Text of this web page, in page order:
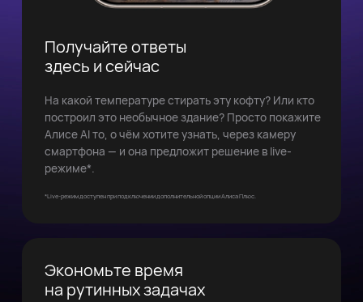
Получайте ответы
здесь и сейчас
На какой температуре стирать эту кофту? Или кто
построил это необычное здание? Просто покажите
Алисе AI то, о чём хотите узнать, через камеру
смартфона — и она предложит решение в live-
режиме*.
*Live-режим доступен при подключении дополнительной опции Алиса Плюс.
Экономьте время
на рутинных задачах